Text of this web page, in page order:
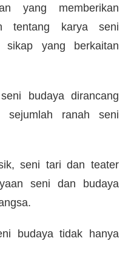
yang memberikan
tentang karya seni
sikap yang berkaitan
budaya dirancang
sejumlah ranah seni
seni tari dan teater
seni dan budaya
budaya tidak hanya